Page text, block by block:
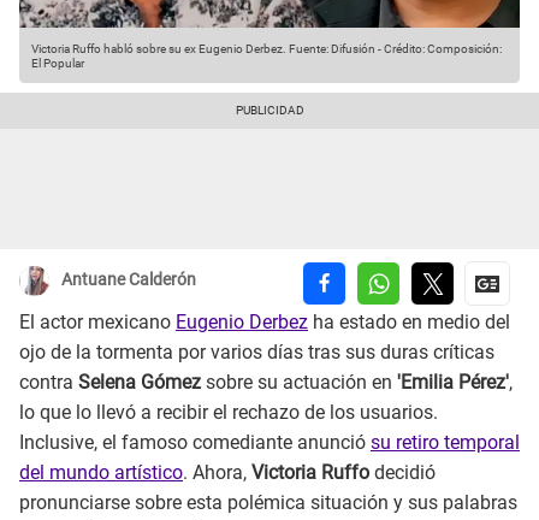
Victoria Ruffo habló sobre su ex Eugenio Derbez. Fuente: Difusión -Crédito: Composición:
El Popular
Antuane Calderón
El actor mexicano Eugenio Derbez ha estado en medio del
ojo de la tormenta por varios días tras sus duras críticas
contra Selena Gómez sobre su actuación en 'Emilia Pérez',
lo que lo llevó a recibir el rechazo de los usuarios.
Inclusive, el famoso comediante anunció su retiro temporal
del mundo artístico. Ahora, Victoria Ruffo decidió
pronunciarse sobre esta polémica situación y sus palabras